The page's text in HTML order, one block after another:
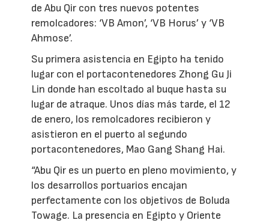
de Abu Qir con tres nuevos potentes
remolcadores: ‘VB Amon’, ‘VB Horus’ y ‘VB
Ahmose’.
Su primera asistencia en Egipto ha tenido
lugar con el portacontenedores Zhong Gu Ji
Lin donde han escoltado al buque hasta su
lugar de atraque. Unos días más tarde, el 12
de enero, los remolcadores recibieron y
asistieron en el puerto al segundo
portacontenedores, Mao Gang Shang Hai.
“Abu Qir es un puerto en pleno movimiento, y
los desarrollos portuarios encajan
perfectamente con los objetivos de Boluda
Towage. La presencia en Egipto y Oriente